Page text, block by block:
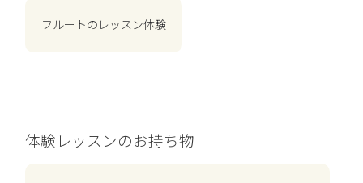
フルートのレッスン体験
体験レッスンのお持ち物